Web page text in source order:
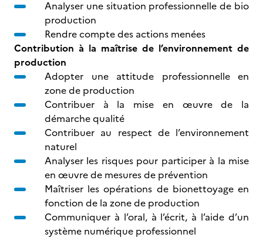
Analyser une situation professionnelle de bio
production
Rendre compte des actions menées
Contribution à la maîtrise de l’environnement de
production
Adopter une attitude professionnelle en
zone de production
Contribuer à la mise en œuvre de la
démarche qualité
Contribuer au respect de l’environnement
naturel
Analyser les risques pour participer à la mise
en œuvre de mesures de prévention
Maîtriser les opérations de bionettoyage en
fonction de la zone de production
Communiquer à l’oral, à l’écrit, à l’aide d’un
système numérique professionnel